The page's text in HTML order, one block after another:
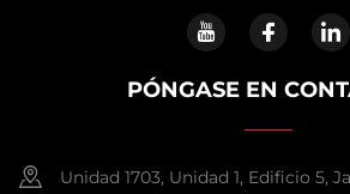
PÓNGASE EN
Unidad 1703, Unidad 1, Edificio 5,